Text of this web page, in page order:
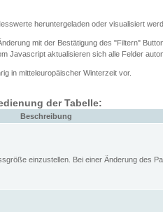
heruntergeladen oder visualisiert
mit der Bestätigung des "Filtern"
Javascript aktualisieren sich alle Felder
in mitteleuropäischer Winterzeit vor.
der Tabelle:
Beschreibung
einzustellen. Bei einer Änderung des